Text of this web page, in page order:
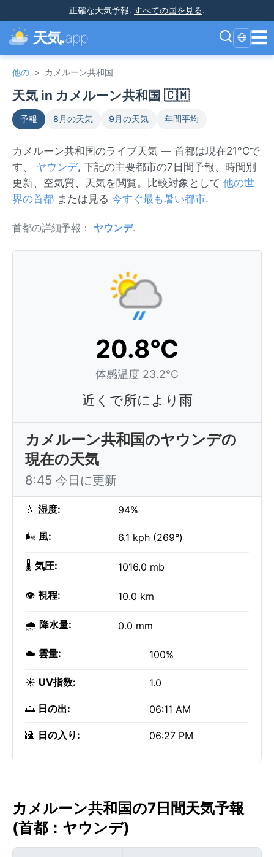
正確な天気予報. すべての国を見る.
天気.app 🌐 ☰
他の > カメルーン共和国
天気 in カメルーン共和国 🇨🇲
予報 8月の天気 9月の天気 年間平均
カメルーン共和国のライブ天気 — 首都は現在21°Cで
す、 ヤウンデ, 下記の主要都市の7日間予報、時間別
更新、空気質、天気を閲覧。比較対象として 他の世
界の首都 または見る 今すぐ最も暑い都市.
首都の詳細予報： ヤウンデ.
20.8°C
体感温度 23.2°C
近くで所により雨
カメルーン共和国のヤウンデの
現在の天気
8:45 今日に更新
💧 湿度: 94%
🌬️ 風: 6.1 kph (269°)
🌡️ 気圧: 1016.0 mb
👁️ 視程: 10.0 km
🌧️ 降水量: 0.0 mm
☁️ 雲量: 100%
☀️ UV指数: 1.0
🌅 日の出: 06:11 AM
🌇 日の入り: 06:27 PM
カメルーン共和国の7日間天気予報
(首都：ヤウンデ)